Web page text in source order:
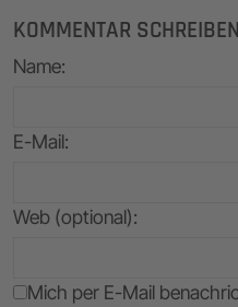
KOMMENTAR SCHREIBEN
Name:
E-Mail:
Web (optional):
Mich per E-Mail